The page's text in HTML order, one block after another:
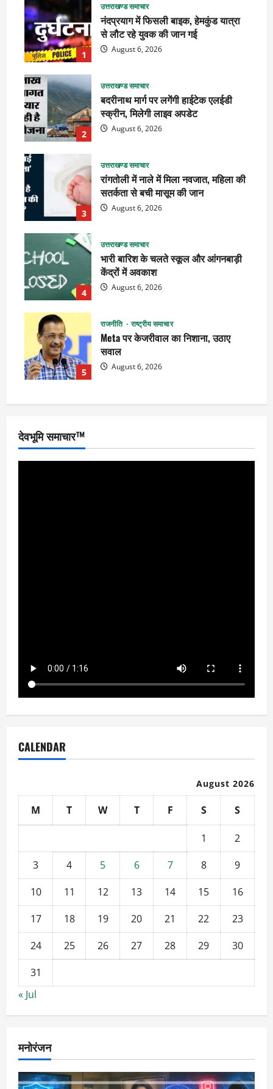
1
उत्तराखण्ड समाचार
नंदप्रयाग में फिसली बाइक, हेमकुंड यात्रा
से लौट रहे युवक की जान गई
August 6, 2026
2
उत्तराखण्ड समाचार
बदरीनाथ मार्ग पर लगेंगी हाईटेक एलईडी
स्क्रीन, मिलेगी लाइव अपडेट
August 6, 2026
3
उत्तराखण्ड समाचार
रांगतोली में नाले में मिला नवजात, महिला की
सतर्कता से बची मासूम की जान
August 6, 2026
4
उत्तराखण्ड समाचार
भारी बारिश के चलते स्कूल और आंगनबाड़ी
केंद्रों में अवकाश
August 6, 2026
5
राजनीति राष्ट्रीय समाचार
Meta पर केजरीवाल का निशाना, उठाए
सवाल
August 6, 2026
देवभूमि समाचार™
CALENDAR
August 2026
M T W T F S S
1
2
3
4 5 6 7 8
9
10
11 12 13 14 15
16
17
18 19 20 21 22
23
24
25 26 27 28 29
30
31
« Jul
मनोरंजन